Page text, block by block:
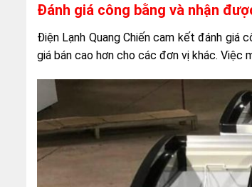
Đánh giá công bằng và nhận
Điện Lạnh Quang Chiến cam kết đánh giá
giá bán cao hơn cho các đơn vị khác. Việc